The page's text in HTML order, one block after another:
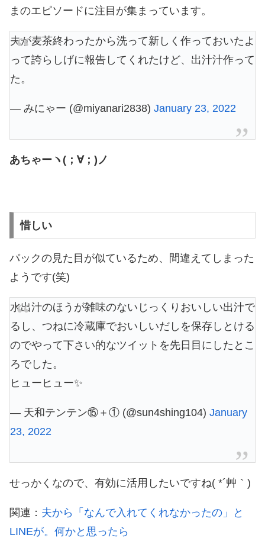
まのエピソードに注目が集まっています。
夫が麦茶終わったから洗って新しく作っておいたよ
って誇らしげに報告してくれたけど、出汁汁作って
た。
— みにゃー (@miyanari2838) January 23, 2022
あちゃーヽ(；∀；)ノ
惜しい
パックの見た目が似ているため、間違えてしまった
ようです(笑)
水出汁のほうが雑味のないじっくりおいしい出汁で
るし、つねに冷蔵庫でおいしいだしを保存しとける
のでやって下さい的なツイットを先日目にしたとこ
ろでした。
ヒューヒュー✨
— 天和テンテン⑮＋① (@sun4shing104) January
23, 2022
せっかくなので、有効に活用したいですね( *´艸｀)
関連： 夫から「なんで入れてくれなかったの」と
LINEが。何かと思ったら